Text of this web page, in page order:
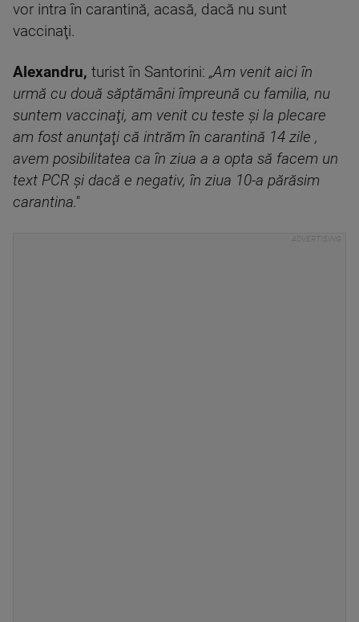
vor intra în carantină, acasă, dacă nu sunt
vaccinaţi.
Alexandru, turist în Santorini: „Am venit aici în
urmă cu două săptămâni împreună cu familia, nu
suntem vaccinaţi, am venit cu teste şi la plecare
am fost anunţaţi că intrăm în carantină 14 zile ,
avem posibilitatea ca în ziua a a opta să facem un
text PCR şi dacă e negativ, în ziua 10-a părăsim
carantina.''